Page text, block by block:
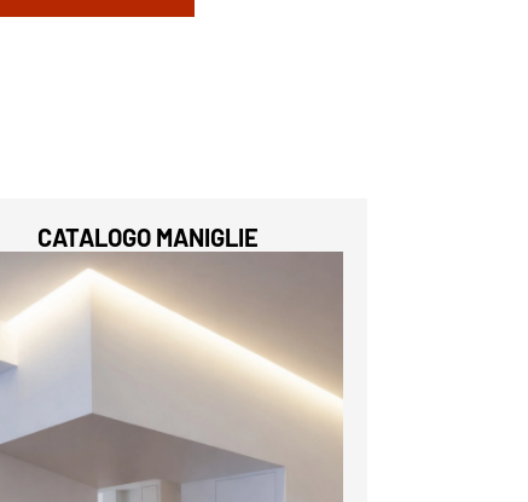
CATALOGO MANIGLIE